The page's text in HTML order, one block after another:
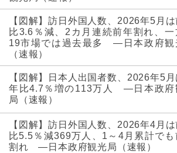
【図解】訪日外国人数、2026年5月
比3.6％減、2カ月連続前年割れ、一
19市場では過去最多 ―日本政府観
（速報）
【図解】日本人出国者数、2026年5
年比4.7％増の113万人 ―日本政府
局（速報）
【図解】訪日外国人数、2026年4月
比5.5％減369万人、1～4月累計でも
割れ ―日本政府観光局（速報）